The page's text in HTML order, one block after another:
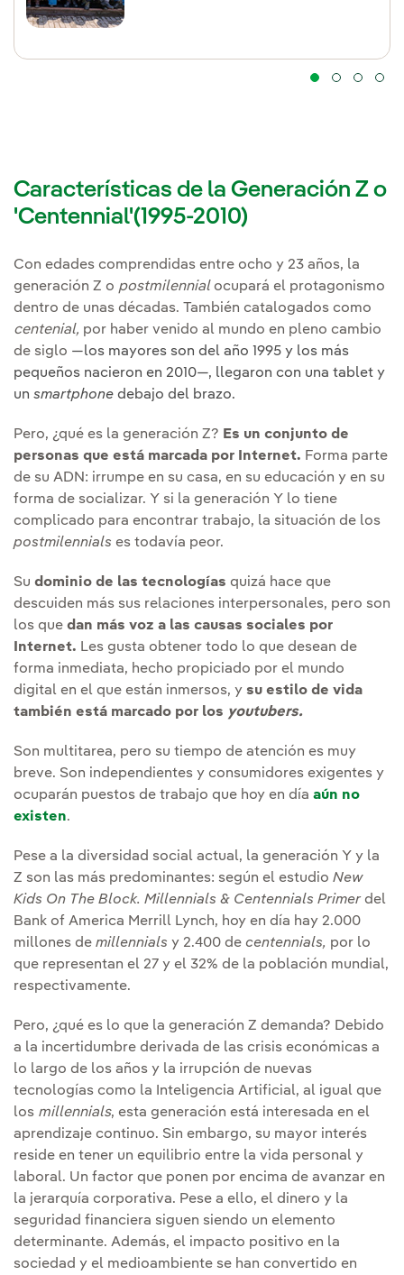
Características de la Generación Z o
'Centennial'(1995-2010)
Con edades comprendidas entre ocho y 23 años, la
generación Z o postmilennialocupará el protagonismo
dentro de unas décadas. También catalogados como
centenial, por haber venido al mundo en pleno cambio
de siglo —los mayores son del año 1995 y los más
pequeños nacieron en 2010—, llegaron con una tablet y
un smartphone debajo del brazo.
Pero, ¿qué es la generación Z? Es un conjunto de
personas que está marcada por Internet. Forma parte
de su ADN: irrumpe en su casa, en su educación y en su
forma de socializar. Y si la generación Y lo tiene
complicado para encontrar trabajo, la situación de los
postmilennials es todavía peor.
Su dominio de las tecnologías quizá hace que
descuiden más sus relaciones interpersonales, pero son
los que dan más voz a las causas sociales por
Internet. Les gusta obtener todo lo que desean de
forma inmediata, hecho propiciado por el mundo
digital en el que están inmersos, y su estilo de vida
también está marcado por los youtubers.
Son multitarea, pero su tiempo de atención es muy
breve. Son independientes y consumidores exigentes y
ocuparán puestos de trabajo que hoy en día aún no
existen.
Pese a la diversidad social actual, la generación Y y la
Z son las más predominantes: según el estudio New
Kids On The Block. Millennials & Centennials Primer del
Bank of America Merrill Lynch, hoy en día hay 2.000
millones de millennials y 2.400 de centennials, por lo
que representan el 27 y el 32% de la población mundial,
respectivamente.
Pero, ¿qué es lo que la generación Z demanda? Debido
a la incertidumbre derivada de las crisis económicas a
lo largo de los años y la irrupción de nuevas
tecnologías como la Inteligencia Artificial, al igual que
los millennials, esta generación está interesada en el
aprendizaje continuo. Sin embargo, su mayor interés
reside en tener un equilibrio entre la vida personal y
laboral. Un factor que ponen por encima de avanzar en
la jerarquía corporativa. Pese a ello, el dinero y la
seguridad financiera siguen siendo un elemento
determinante. Además, el impacto positivo en la
sociedad y el medioambiente se han convertido en